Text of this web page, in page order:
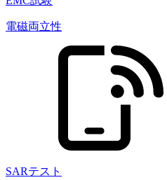
電磁両立性
SARテスト